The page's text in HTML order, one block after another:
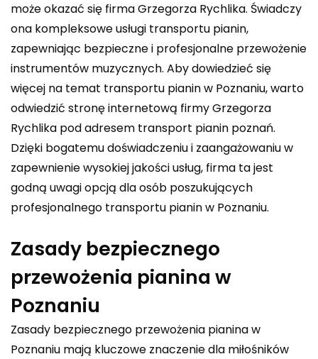
może okazać się firma Grzegorza Rychlika. Świadczy
ona kompleksowe usługi transportu pianin,
zapewniając bezpieczne i profesjonalne przewożenie
instrumentów muzycznych. Aby dowiedzieć się
więcej na temat transportu pianin w Poznaniu, warto
odwiedzić stronę internetową firmy Grzegorza
Rychlika pod adresem transport pianin poznań.
Dzięki bogatemu doświadczeniu i zaangażowaniu w
zapewnienie wysokiej jakości usług, firma ta jest
godną uwagi opcją dla osób poszukujących
profesjonalnego transportu pianin w Poznaniu.
Zasady bezpiecznego
przewożenia pianina w
Poznaniu
Zasady bezpiecznego przewożenia pianina w
Poznaniu mają kluczowe znaczenie dla miłośników